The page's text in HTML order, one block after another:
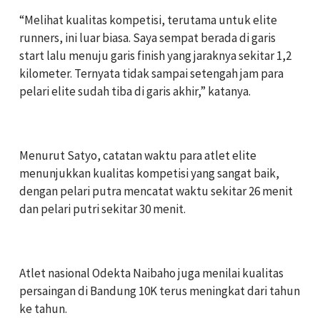
‎“Melihat kualitas kompetisi, terutama untuk elite
runners, ini luar biasa. Saya sempat berada di garis
start lalu menuju garis finish yang jaraknya sekitar 1,2
kilometer. Ternyata tidak sampai setengah jam para
pelari elite sudah tiba di garis akhir,” katanya.
‎Menurut Satyo, catatan waktu para atlet elite
menunjukkan kualitas kompetisi yang sangat baik,
dengan pelari putra mencatat waktu sekitar 26 menit
dan pelari putri sekitar 30 menit.
‎Atlet nasional Odekta Naibaho juga menilai kualitas
persaingan di Bandung 10K terus meningkat dari tahun
ke tahun.